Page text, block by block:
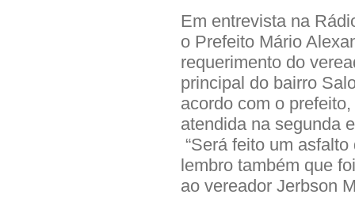
Em entrevista na
o Prefeito Mário
requerimento do
principal do bairro
acordo com o
atendida na segunda
“Será feito um
lembro também que
ao vereador Jerbson